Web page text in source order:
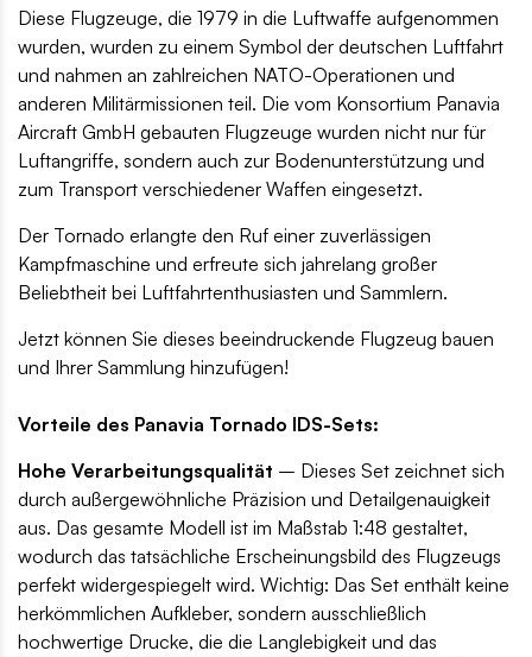
Diese Flugzeuge, die 1979 in die Luftwaffe aufgenommen
wurden, wurden zu einem Symbol der deutschen Luftfahrt
und nahmen an zahlreichen NATO-Operationen und
anderen Militärmissionen teil. Die vom Konsortium Panavia
Aircraft GmbH gebauten Flugzeuge wurden nicht nur für
Luftangriffe, sondern auch zur Bodenunterstützung und
zum Transport verschiedener Waffen eingesetzt.
Der Tornado erlangte den Ruf einer zuverlässigen
Kampfmaschine und erfreute sich jahrelang großer
Beliebtheit bei Luftfahrtenthusiasten und Sammlern.
Jetzt können Sie dieses beeindruckende Flugzeug bauen
und Ihrer Sammlung hinzufügen!
Vorteile des Panavia Tornado IDS-Sets:
Hohe Verarbeitungsqualität – Dieses Set zeichnet sich
durch außergewöhnliche Präzision und Detailgenauigkeit
aus. Das gesamte Modell ist im Maßstab 1:48 gestaltet,
wodurch das tatsächliche Erscheinungsbild des Flugzeugs
perfekt widergespiegelt wird. Wichtig: Das Set enthält keine
herkömmlichen Aufkleber, sondern ausschließlich
hochwertige Drucke, die die Langlebigkeit und das